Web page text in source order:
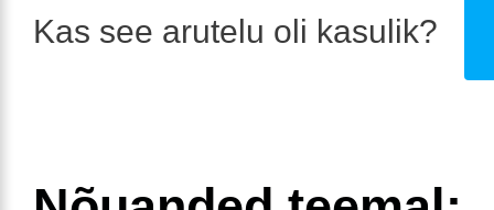
Kas see arutelu oli kasulik?